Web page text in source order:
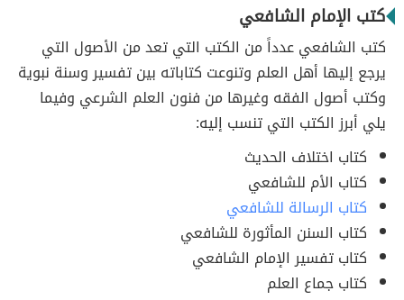
كتب الإمام الشافعي
كتب الشافعي عدداً من الكتب التي تعد من الأصول التي
يرجع إليها أهل العلم وتنوعت كتاباته بين تفسير وسنة نبوية
وكتب أصول الفقه وغيرها من فنون العلم الشرعي وفيما
يلي أبرز الكتب التي تنسب إليه:
كتاب اختلاف الحديث
كتاب الأم للشافعي
كتاب الرسالة للشافعي
كتاب السنن المأثورة للشافعي
كتاب تفسير الإمام الشافعي
كتاب جماع العلم